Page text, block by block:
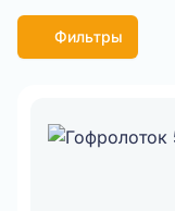
Фильтры